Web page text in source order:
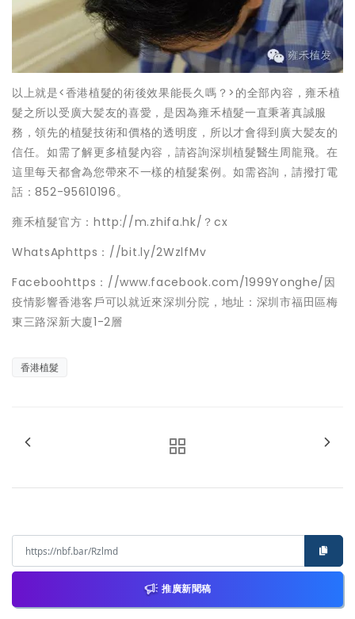
以上就是<香港植髮的術後效果能長久嗎？>的全部內容，雍禾植
髮之所以受廣大髪友的喜愛，是因為雍禾植髮一直秉著真誠服
務，領先的植髮技術和價格的透明度，所以才會得到廣大髪友的
信任。如需了解更多植髮內容，請咨詢深圳植髮醫生周龍飛。在
這里每天都會為您帶來不一樣的植髮案例。如需咨詢，請撥打電
話：852-95610196。
雍禾植髮官方：http://m.zhifa.hk/？cx
WhatsAphttps：//bit.ly/2WzlfMv
Faceboohttps：//www.facebook.com/1999Yonghe/因
疫情影響香港客戶可以就近來深圳分院，地址：深圳市福田區梅
東三路深新大廈1-2層
香港植髮
推廣新聞稿